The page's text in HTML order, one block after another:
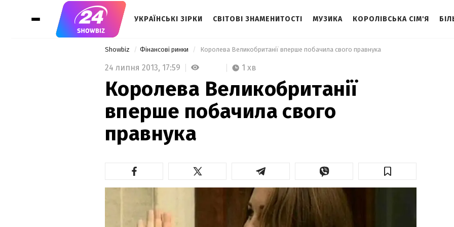
УКРАЇНСЬКІ ЗІРКИ СВІТОВІ ЗНАМЕНИТОСТІ МУЗИКА КОРОЛІВСЬКА СІМ'Я
Showbiz Фінансові ринки Королева Великобританії вперше побачила свого правнука
24 липня 2013, 17:59 1 хв
Королева Великобританії
вперше побачила свого
правнука